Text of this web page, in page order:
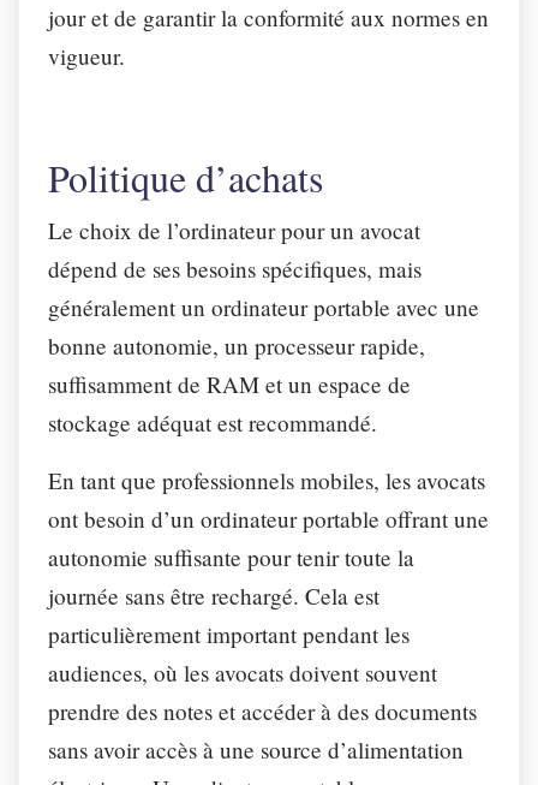
jour et de garantir la conformité aux normes en
vigueur.
Politique d’achats
Le choix de l’ordinateur pour un avocat
dépend de ses besoins spécifiques, mais
généralement un ordinateur portable avec une
bonne autonomie, un processeur rapide,
suffisamment de RAM et un espace de
stockage adéquat est recommandé.
En tant que professionnels mobiles, les avocats
ont besoin d’un ordinateur portable offrant une
autonomie suffisante pour tenir toute la
journée sans être rechargé. Cela est
particulièrement important pendant les
audiences, où les avocats doivent souvent
prendre des notes et accéder à des documents
sans avoir accès à une source d’alimentation